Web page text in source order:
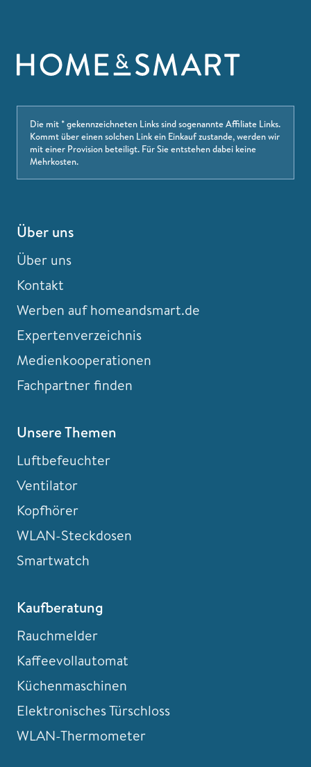
Die mit * gekennzeichneten Links sind sogenannte Affiliate Links.
Kommt über einen solchen Link ein Einkauf zustande, werden wir
mit einer Provision beteiligt. Für Sie entstehen dabei keine
Mehrkosten.
Über uns
Über uns
Kontakt
Werben auf homeandsmart.de
Expertenverzeichnis
Medienkooperationen
Fachpartner finden
Unsere Themen
Luftbefeuchter
Ventilator
Kopfhörer
WLAN-Steckdosen
Smartwatch
Kaufberatung
Rauchmelder
Kaffeevollautomat
Küchenmaschinen
Elektronisches Türschloss
WLAN-Thermometer